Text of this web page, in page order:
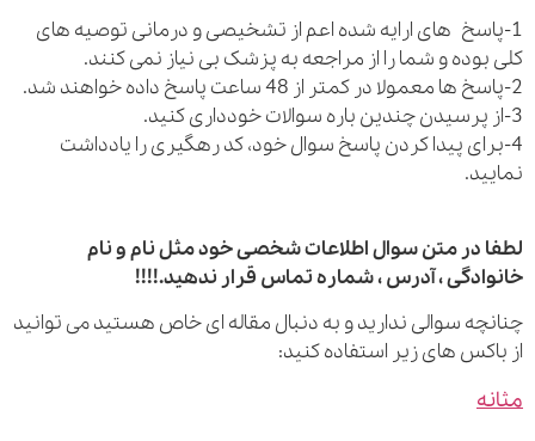
های ارایه شده اعم از تشخیصی و درمانی توصیه های
و شما را از مراجعه به پزشک بی نیاز نمی کنند.
پیدا کردن پاسخ سوال خود، کد رهگیری را یادداشت
در متن سوال اطلاعات شخصی خود مثل نام و نام
، آدرس ، شماره تماس قرار ندهید.!!!!
سوالی ندارید و به دنبال مقاله ای خاص هستید می توانید
های زیر استفاده کنید: